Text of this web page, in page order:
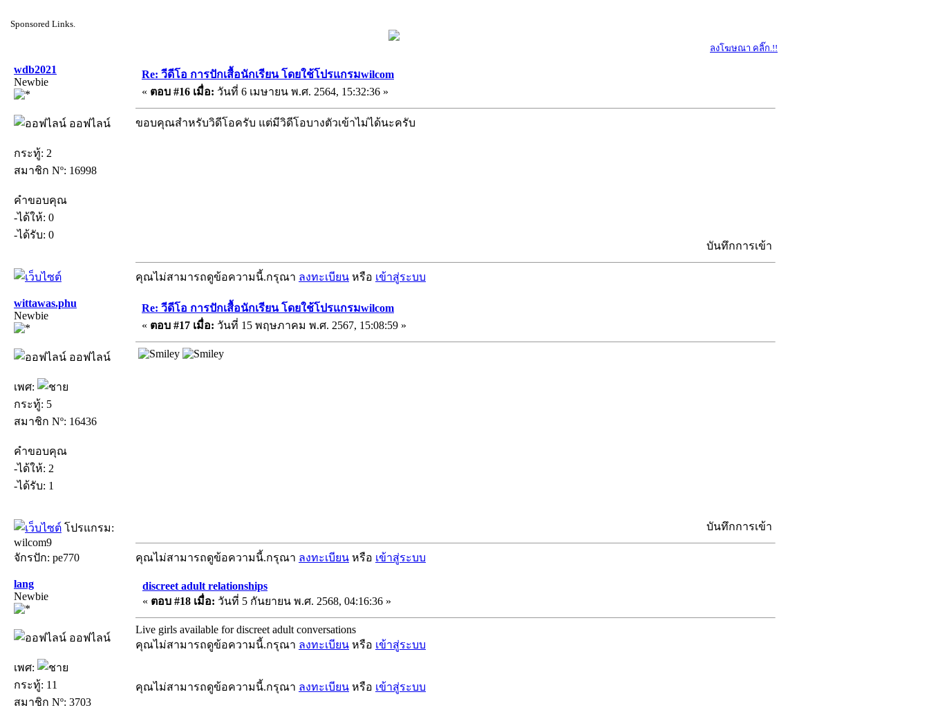
Sponsored Links.
ลงโฆษณา คลิ๊ก.!!
wdb2021
Newbie
ออฟไลน์
กระทู้: 2
สมาชิก Nº: 16998
คำขอบคุณ
-ได้ให้: 0
-ได้รับ: 0
Re: วีดีโอ การปักเสื้อนักเรียน โดยใช้โปรแกรมwilcom
« ตอบ #16 เมื่อ: วันที่ 6 เมษายน พ.ศ. 2564, 15:32:36 »
ขอบคุณสำหรับวิดีโอครับ แต่มีวิดีโอบางตัวเข้าไม่ได้นะครับ
บันทึกการเข้า
คุณไม่สามารถดูข้อความนี้.กรุณา ลงทะเบียน หรือ เข้าสู่ระบบ
wittawas.phu
Newbie
ออฟไลน์
เพศ:
กระทู้: 5
สมาชิก Nº: 16436
คำขอบคุณ
-ได้ให้: 2
-ได้รับ: 1
โปรแกรม:
wilcom9
จักรปัก: pe770
Re: วีดีโอ การปักเสื้อนักเรียน โดยใช้โปรแกรมwilcom
« ตอบ #17 เมื่อ: วันที่ 15 พฤษภาคม พ.ศ. 2567, 15:08:59 »
บันทึกการเข้า
คุณไม่สามารถดูข้อความนี้.กรุณา ลงทะเบียน หรือ เข้าสู่ระบบ
lang
Newbie
ออฟไลน์
เพศ:
กระทู้: 11
สมาชิก Nº: 3703
discreet adult relationships
« ตอบ #18 เมื่อ: วันที่ 5 กันยายน พ.ศ. 2568, 04:16:36 »
Live girls available for discreet adult conversations
คุณไม่สามารถดูข้อความนี้.กรุณา ลงทะเบียน หรือ เข้าสู่ระบบ
คุณไม่สามารถดูข้อความนี้.กรุณา ลงทะเบียน หรือ เข้าสู่ระบบ